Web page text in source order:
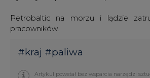
Petrobaltic na morzu i lądzie
pracowników.
#kraj #paliwa
Artykuł powstał bez wsparcia narzędzi